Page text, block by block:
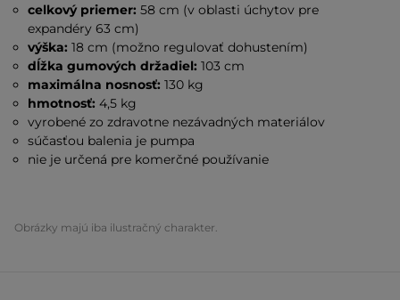
celkový priemer: 58 cm (v oblasti úchytov pre
expandéry 63 cm)
výška: 18 cm (možno regulovať dohustením)
dĺžka gumových držadiel: 103 cm
maximálna nosnosť: 130 kg
hmotnosť: 4,5 kg
vyrobené zo zdravotne nezávadných materiálov
súčasťou balenia je pumpa
nie je určená pre komerčné používanie
Obrázky majú iba ilustračný charakter.